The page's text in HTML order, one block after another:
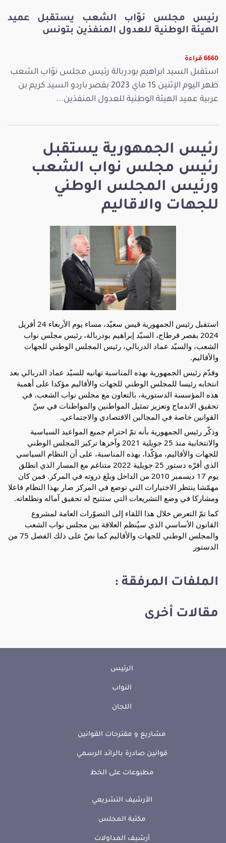
رئيس الجمهورية يستقبل
رئيس مجلس نواب الشعب
ورئيس المجلس الوطني
للجهات والاقاليم
استقبل رئيس الجمهورية قيس سعيّد، مساء يوم الأربعاء 24 أفريل
2024 بقصر قرطاج، السيّد إبراهيم بودربالة، رئيس مجلس نواب
الشعب، والسيّد عماد الدربالي، رئيس المجلس الوطني للجهات
والأقاليم.
وقدّم رئيس الجمهورية بهذه المناسبة تهانيه للسيّد عماد الدربالي بعد
انتخابه رئيسا للمجلس الوطني للجهات والأقاليم مؤكدا على أهمية
هذه المؤسسة الدستورية، بالتعاون مع مجلس نواب الشعب، في
تحقيق الاندماج وتعزيز تمثيل المواطنين والمواطنات في سنّ
القوانين خاصة في المجالين الاقتصادي والاجتماعي.
وذكّر رئيس الجمهورية بأنه تمّ احترام جميع المواعيد السياسية
والانتخابية منذ 25 جويلية 2021 وآخرها تركيز المجلس الوطني
للجهات والأقاليم، مؤكّدا، بهذه المناسبة، على أن النظام السياسي
الذي أقرّه دستور 25 جويلية 2022 متناغم مع المسار الذي انطلق
يوم 17 ديسمبر 2010 من الداخل وبلغ ذروته في المركز. فمن كان
مهمّشا ينتظر الاختيارات التي توضع في المركز صار بهذا النظام فاعلا
ومشاركا في وضع التشريعات التي ستتيح له تحقيق آماله وتطلعاته.
كما تمّ التعرض خلال هذا اللقاء إلى التصوّرات العامة لمشروع
القانون الأساسي الذي سيُنظم العلاقة بين مجلس نواب الشعب
والمجلس الوطني للجهات والأقاليم كما نصّ على ذلك الفصل 75 من
الدستور
الملفات المرفقة :
مقالات أخرى
رئيس مجلس نوّاب الشعب يستقبل عميد
الهيئة الوطنية للعدول المنفذين بتونس
6660 قراءة
استقبل السيد ابراهيم بودربالة رئيس مجلس نوّاب الشعب
ظهر اليوم الإثنين 15 ماي 2023 بقصر باردو السيد كريم بن
عربية عميد الهيئة الوطنية للعدول المنفذين...
الرئيس
النواب
اللجان
مشاريع و مقترحات القوانين
قوانين صادرة بالرائد الرسمي
مطبوعات على الخط
الأرشيف التشريعي
مكتبة المجلس
أرشيف المداولات